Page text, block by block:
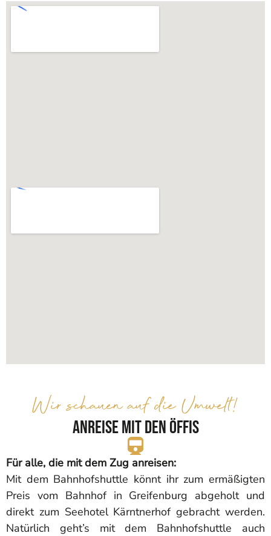
Wir schauen auf die Umwelt!
Anreise mit den Öffis
Für alle, die mit dem Zug anreisen:
Mit dem Bahnhofshuttle könnt ihr zum ermäßigten
Preis vom Bahnhof in Greifenburg abgeholt und
direkt zum Seehotel Kärntnerhof gebracht werden.
Natürlich geht’s mit dem Bahnhofshuttle auch